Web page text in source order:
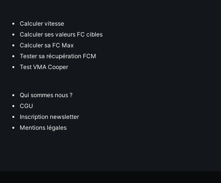
Calculer vitesse
Calculer ses valeurs FC cibles
Calculer sa FC Max
Tester sa récupération FCM
Test VMA Cooper
Qui sommes nous ?
CGU
Inscription newsletter
Mentions légales